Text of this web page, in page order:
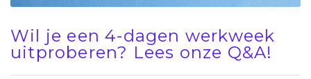
Wil je een 4-dagen werkweek
uitproberen? Lees onze Q&A!